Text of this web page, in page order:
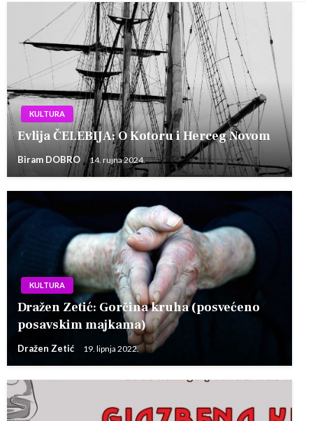
KULTURA
Evlija ČELEBIJA: O Kotoru i Herceg Novom
Biram DOBRO 14. rujna 2024.
KULTURA
Dražen Zetić: Gorčina kruha (posvećeno
posavskim majkama)
Dražen Zetić 19. lipnja 2022.